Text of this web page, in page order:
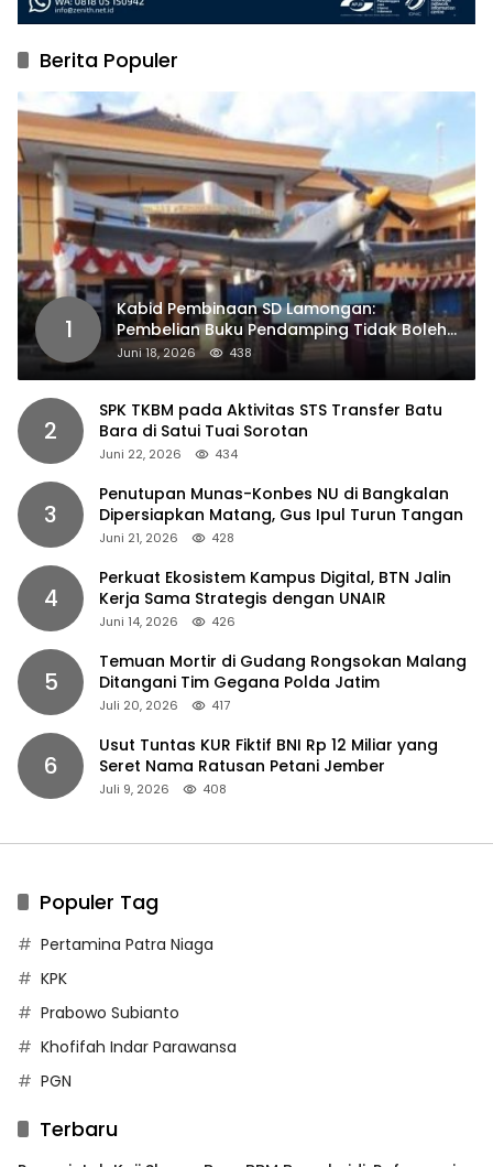
Berita Populer
1
Kabid Pembinaan SD Lamongan:
Pembelian Buku Pendamping Tidak Boleh
Dipaksakan
Juni 18, 2026 438
2
SPK TKBM pada Aktivitas STS Transfer Batu
Bara di Satui Tuai Sorotan
Juni 22, 2026 434
3
Penutupan Munas-Konbes NU di Bangkalan
Dipersiapkan Matang, Gus Ipul Turun Tangan
Juni 21, 2026 428
4
Perkuat Ekosistem Kampus Digital, BTN Jalin
Kerja Sama Strategis dengan UNAIR
Juni 14, 2026 426
5
Temuan Mortir di Gudang Rongsokan Malang
Ditangani Tim Gegana Polda Jatim
Juli 20, 2026 417
6
Usut Tuntas KUR Fiktif BNI Rp 12 Miliar yang
Seret Nama Ratusan Petani Jember
Juli 9, 2026 408
Populer Tag
Pertamina Patra Niaga
KPK
Prabowo Subianto
Khofifah Indar Parawansa
PGN
Terbaru